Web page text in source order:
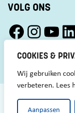
COOKIES &
Wij gebruiken
verbeteren. Lees
Aanpassen
VOLG ONS
Facebook Pact Zaandam OostInstagram Pact Zaandam Oost
YouTube Pact Zaandam